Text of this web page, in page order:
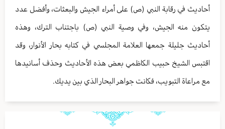
أحاديث في رقابة النبي (ص) على أمراء الجيش والبعثات، وأفضل عدد
يتكون منه الجيش، وفي وصية النبي (ص) باجتناب الترك، وهذه
أحاديث جليلة جمعها العلامة المجلسي في كتابه بحار الأنوار، وقد
اقتبس الشيخ حبيب الكاظمي بعض هذه الأحاديث وحذف أسانيدها
مع مراعاة التبويب، فكانت جواهر البحار الذي بين يديك.